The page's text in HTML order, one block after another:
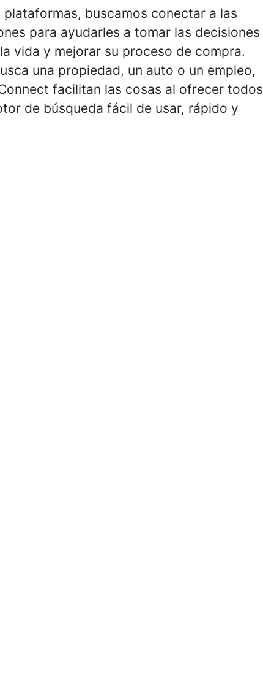
buscamos conectar a las
para ayudarles a tomar las decisiones
vida y mejorar su proceso de compra.
una propiedad, un auto o un empleo,
facilitan las cosas al ofrecer todos
de búsqueda fácil de usar, rápido y